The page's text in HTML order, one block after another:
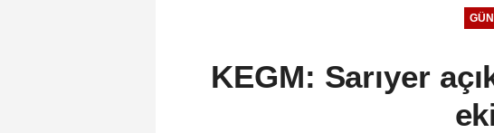
KEGM: Sarıyer